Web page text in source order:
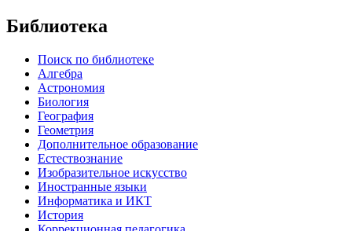
Библиотека
Поиск по библиотеке
Алгебра
Астрономия
Биология
География
Геометрия
Дополнительное образование
Естествознание
Изобразительное искусство
Иностранные языки
Информатика и ИКТ
История